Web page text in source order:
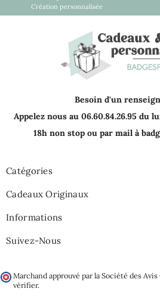
Création personnalisée
Besoin d'un
Appelez nous au 06.60.84.26.95 du
18h non stop ou par mail à
Catégories
Cadeaux Originaux
Informations
Suivez-Nous
Marchand approuvé par la Société des
vérifier.